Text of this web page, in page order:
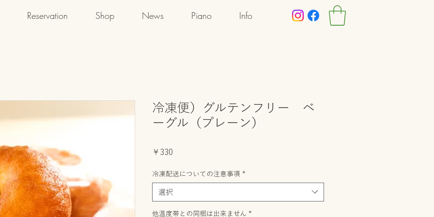
Reservation Shop News Piano Info
冷凍便）グルテンフリー ベ
ーグル（プレーン）
￥330
冷凍配送についての注意事項 *
選択
他温度帯との同梱は出来ません *